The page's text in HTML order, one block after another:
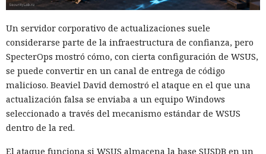
Un servidor corporativo de actualizaciones suele
considerarse parte de la infraestructura de confianza, pero
SpecterOps mostró cómo, con cierta configuración de WSUS,
se puede convertir en un canal de entrega de código
malicioso. Beaviel David demostró el ataque en el que una
actualización falsa se enviaba a un equipo Windows
seleccionado a través del mecanismo estándar de WSUS
dentro de la red.
El ataque funciona si WSUS almacena la base SUSDB en un